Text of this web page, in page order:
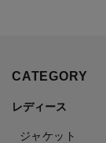
CATEGORY
レディース
ジャケット